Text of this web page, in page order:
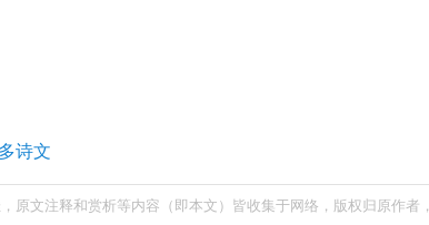
诗文
原文注释和赏析等内容（即本文）皆收集于网络，版权归原作者，